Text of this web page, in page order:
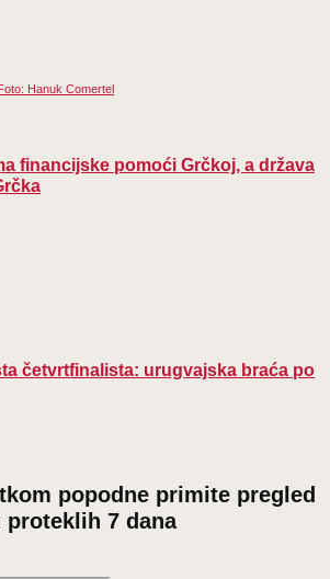
Hanuk Comertel
financijske pomoći Grčkoj, a država
četvrtfinalista: urugvajska braća po
popodne primite pregled
proteklih 7 dana